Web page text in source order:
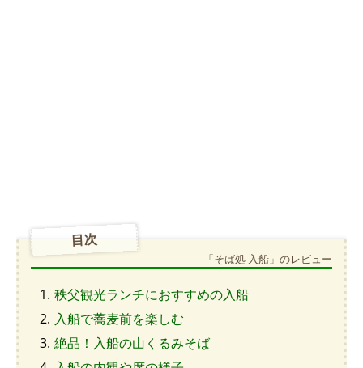
目次
「そば処 入船」のレビュー
秩父観光ランチにおすすめの入船
入船で蕎麦前を楽しむ
絶品！入船の山くるみそば